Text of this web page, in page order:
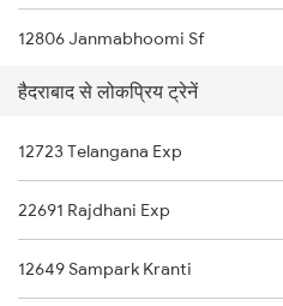
12806 Janmabhoomi Sf
12706 Gnt Intrcity Sf
17296 Hsr Cct Exp
17290 Mys Cct Exp
17202 Golconda Exp
हैदराबाद से लोकप्रिय ट्रेनें
12723 Telangana Exp
22691 Rajdhani Exp
12649 Sampark Kranti